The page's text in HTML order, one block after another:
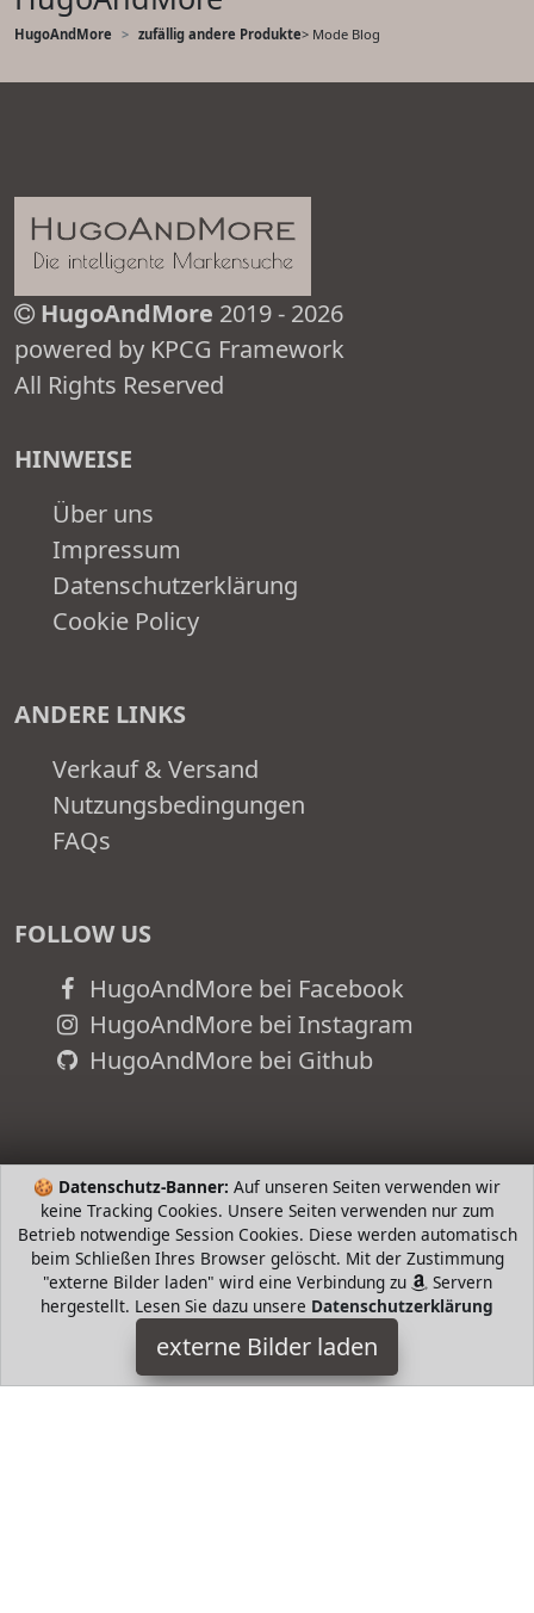
HugoAndMore zufällig andere Produkte> Mode Blog
🍪 Datenschutz-Banner: Auf unseren Seiten verwenden wir
keine Tracking Cookies. Unsere Seiten verwenden nur zum
Betrieb notwendige Session Cookies. Diese werden automatisch
beim Schließen Ihres Browser gelöscht. Mit der Zustimmung
"externe Bilder laden" wird eine Verbindung zu
Servern
hergestellt. Lesen Sie dazu unsere Datenschutzerklärung
externe Bilder laden
HugoAndMore 2019 - 2026
powered by KPCG Framework
All Rights Reserved
HINWEISE
Über uns
Impressum
Datenschutzerklärung
Cookie Policy
ANDERE LINKS
Verkauf & Versand
Nutzungsbedingungen
FAQs
FOLLOW US
HugoAndMore bei Facebook
HugoAndMore bei Instagram
HugoAndMore bei Github
Wheel Stand
Personal Computers a stand Does not include Steering wheel